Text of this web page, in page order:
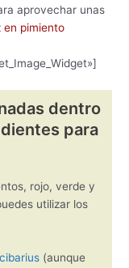
aprovechar unas
en pimiento
dentro
para
rojo, verde y
utilizar los
(aunque